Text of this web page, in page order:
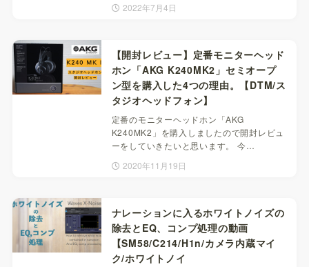
2022年7月4日
【開封レビュー】定番モニターヘッド
ホン「AKG K240MK2」セミオープ
ン型を購入した4つの理由。【DTM/ス
タジオヘッドフォン】
定番のモニターヘッドホン「AKG
K240MK2」を購入しましたので開封レビュ
ーをしていきたいと思います。 今…
2020年11月19日
ナレーションに入るホワイトノイズの
除去とEQ、コンプ処理の動画
【SM58/C214/H1n/カメラ内蔵マイ
ク/ホワイトノイ